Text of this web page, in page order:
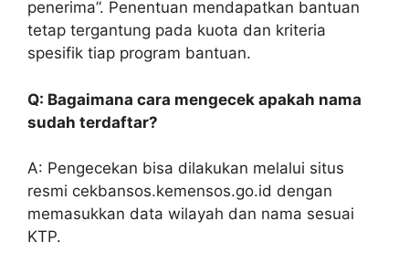
penerima”. Penentuan mendapatkan bantuan
tetap tergantung pada kuota dan kriteria
spesifik tiap program bantuan.
Q: Bagaimana cara mengecek apakah nama
sudah terdaftar?
A: Pengecekan bisa dilakukan melalui situs
resmi cekbansos.kemensos.go.id dengan
memasukkan data wilayah dan nama sesuai
KTP.